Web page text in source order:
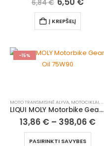
6,84€
Į KREPŠELĮ
-15%
MOTO TRANSMISINĖ ALYVA, MOTOCIKLAI, ATV/UTV
LIQUI MOLY Motorbike Gear Oil 75W90
13,86 € – 398,06 €
PASIRINKTI SAVYBES